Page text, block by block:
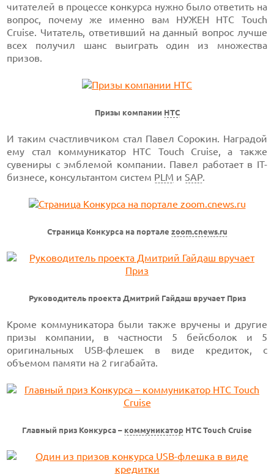
читателей в процессе конкурса нужно было ответить на
вопрос, почему же именно вам НУЖЕН HTC Touch
Cruise. Читатель, ответивший на данный вопрос лучше
всех получил шанс выиграть один из множества
призов.
Призы компании HTC
И таким счастливчиком стал Павел Сорокин. Наградой
ему стал коммуникатор HTC Touch Cruise, а также
сувениры с эмблемой компании. Павел работает в IT-
бизнесе, консультантом систем PLM иSAP.
Страница Конкурса на портале zoom.cnews.ru
Руководитель проекта Дмитрий Гайдаш вручает Приз
Кроме коммуникатора были также вручены и другие
призы компании, в частности 5 бейсболок и 5
оригинальных USB-флешек в виде кредиток, с
объемом памяти на 2 гигабайта.
Главный приз Конкурса – коммуникатор HTC Touch Cruise